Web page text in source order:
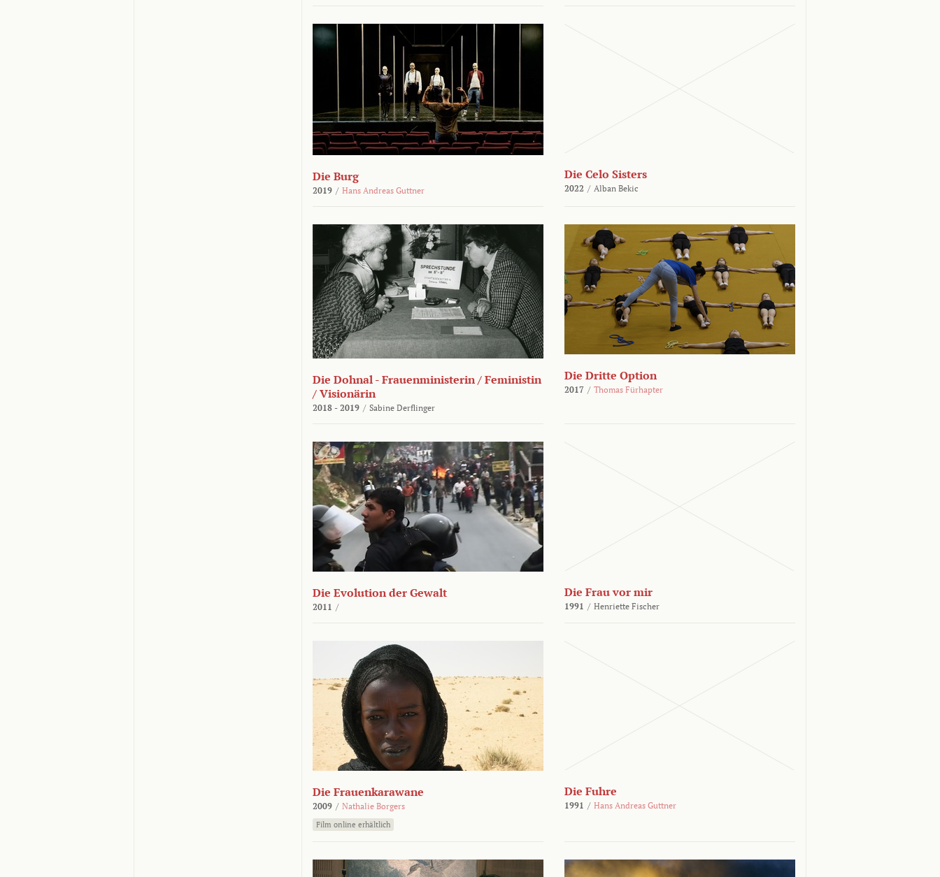
Die Burg
2019 / Hans Andreas Guttner
Die Celo Sisters
2022 / Alban Bekic
Die Dohnal - Frauenministerin / Feministin
/ Visionärin
2018 - 2019 / Sabine Derflinger
Die Dritte Option
2017 / Thomas Fürhapter
Die Evolution der Gewalt
2011 /
Die Frau vor mir
1991 / Henriette Fischer
Die Frauenkarawane
2009 / Nathalie Borgers
Film online erhältlich
Die Fuhre
1991 / Hans Andreas Guttner